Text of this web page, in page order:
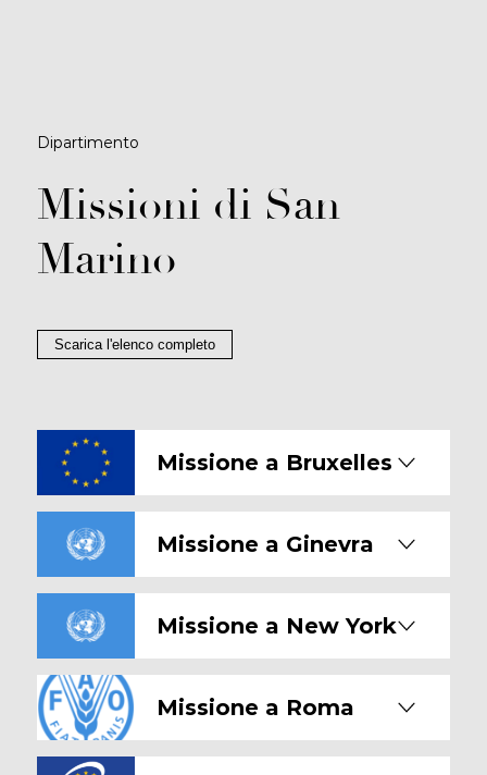
Dipartimento
Missioni di San
Marino
Scarica l'elenco completo
Missione a Bruxelles
Missione a Ginevra
Missione a New York
Missione a Roma